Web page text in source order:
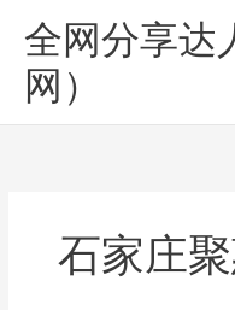
全网分享达
网）
石家庄